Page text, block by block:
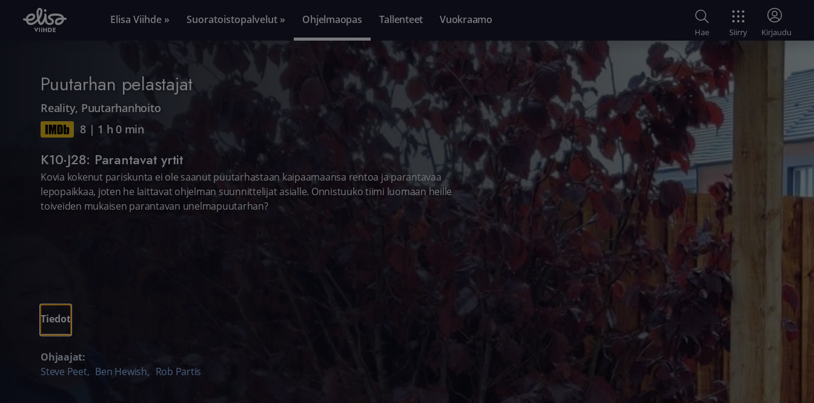
Elisa Viihde » Suoratoistopalvelut » Ohjelmaopas Tallenteet Vuokraamo
Hae Siirry Kirjaudu
Puutarhan pelastajat
Reality, Puutarhanhoito
8| 1 h 0 min
K10·J28: Parantavat yrtit
Kovia kokenut pariskunta ei ole saanut puutarhastaan kaipaamaansa rentoa ja parantavaa
lepopaikkaa, joten he laittavat ohjelman suunnittelijat asialle. Onnistuuko tiimi luomaan heille
toiveiden mukaisen parantavan unelmapuutarhan?
Tiedot
Ohjaajat:
Steve Peet, Ben Hewish, Rob Partis